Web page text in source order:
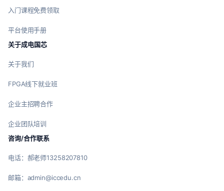
入门课程免费领取
平台使用手册
关于成电国芯
关于我们
FPGA线下就业班
企业主招聘合作
企业团队培训
咨询/合作联系
电话：郝老师13258207810
邮箱：admin@iccedu.cn